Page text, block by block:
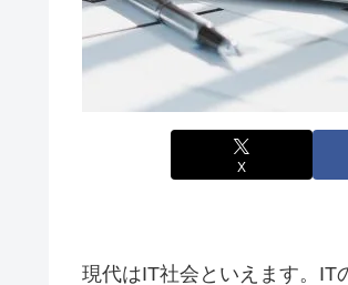
X
現代はIT社会といえます。IT